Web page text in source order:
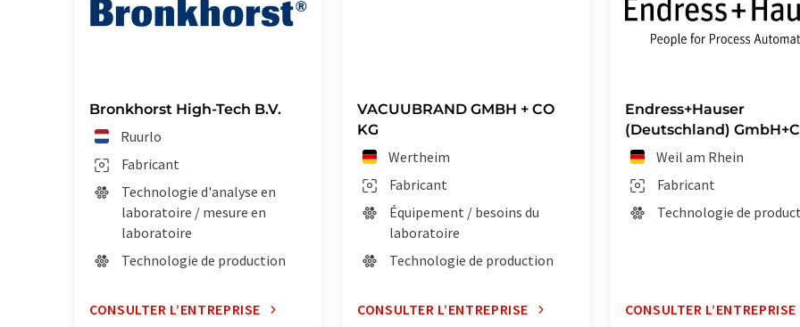
Bronkhorst High-Tech B.V.
Ruurlo
Fabricant
Technologie d'analyse en
laboratoire / mesure en
laboratoire
Technologie de production
CONSULTER L’ENTREPRISE
VACUUBRAND GMBH + CO
KG
Wertheim
Fabricant
Équipement / besoins du
laboratoire
Technologie de production
CONSULTER L’ENTREPRISE
Endress+Hauser
(Deutschland)
Weil am Rhein
Fabricant
Technologie de
CONSULTER L’ENTREPRISE